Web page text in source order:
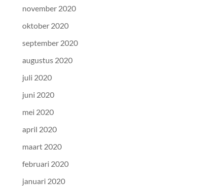
november 2020
oktober 2020
september 2020
augustus 2020
juli 2020
juni 2020
mei 2020
april 2020
maart 2020
februari 2020
januari 2020